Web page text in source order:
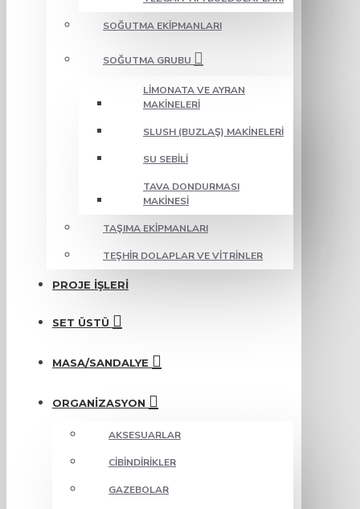
SOĞUTMA EKIPMANLARI
SOĞUTMA GRUBU
LIMONATA VE AYRAN
MAKINELERI
SLUSH (BUZLAŞ) MAKINELERI
SU SEBILI
TAVA DONDURMASI
MAKINESI
TAŞIMA EKIPMANLARI
TEŞHIR DOLAPLAR VE VITRINLER
PROJE İŞLERI
SET ÜSTÜ
MASA/SANDALYE
ORGANIZASYON
AKSESUARLAR
CIBINDIRIKLER
GAZEBOLAR